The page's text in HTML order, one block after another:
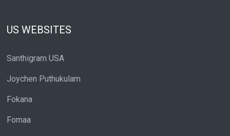
US WEBSITES
Santhigram USA
Joychen Puthukulam
Fokana
Fomaa